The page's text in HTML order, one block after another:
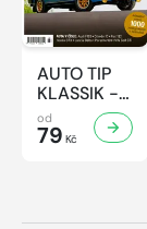
AUTO TIP
KLASSIK -
7/2026
od
79 Kč